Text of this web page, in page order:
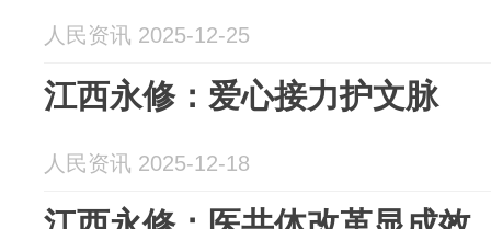
人民资讯 2025-12-25
江西永修：爱心接力护文脉
人民资讯 2025-12-18